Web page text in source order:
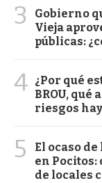
3
Gobierno
Vieja
públicas:
4 ¿Por qué
BROU,
riesgos
5
El ocaso
en
de locales